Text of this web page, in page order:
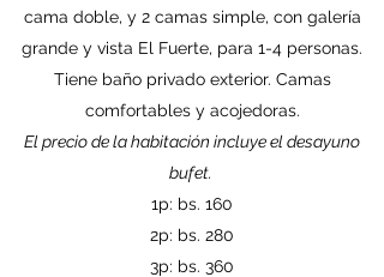
cama doble, y 2 camas simple, con galería
grande y vista El Fuerte, para 1-4 personas.
Tiene baño privado exterior. Camas
comfortables y acojedoras.
El precio de la habitación incluye el desayuno
bufet.
1p: bs. 160
2p: bs. 280
3p: bs. 360